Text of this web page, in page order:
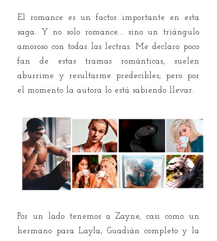
El romance es un factor importante en esta
saga. Y no solo romance... sino un triángulo
amoroso con todas las lectras. Me declaro poco
fan de estas tramas románticas, suelen
aburrime y resultarme predecibles, pero por
el momento la autora lo está sabiendo llevar.
Por un lado tenemos a Zayne, casi como un
hermano para Layla, Guadián completo y la